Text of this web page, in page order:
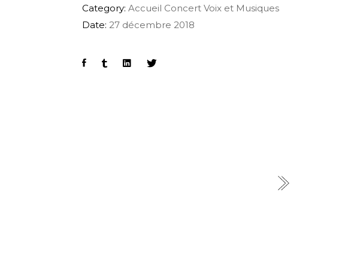
Category: Accueil Concert Voix et Musiques
Date: 27 décembre 2018